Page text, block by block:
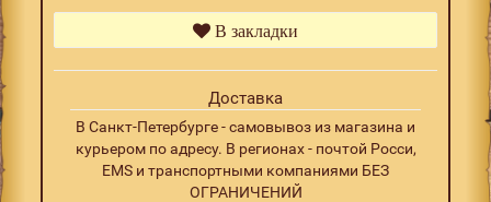
В закладки
Доставка
В Санкт-Петербурге - самовывоз из магазина и
курьером по адресу. В регионах - почтой Росси,
EMS и транспортными компаниями БЕЗ
ОГРАНИЧЕНИЙ